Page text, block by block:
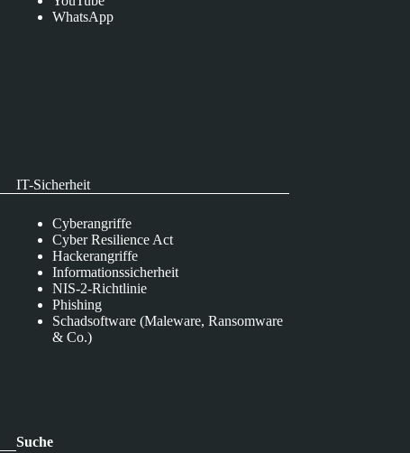
WhatsApp
IT-Sicherheit
Cyberangriffe
Cyber Resilience Act
Hackerangriffe
Informationssicherheit
NIS-2-Richtlinie
Phishing
Schadsoftware (Maleware, Ransomware
& Co.)
Suche